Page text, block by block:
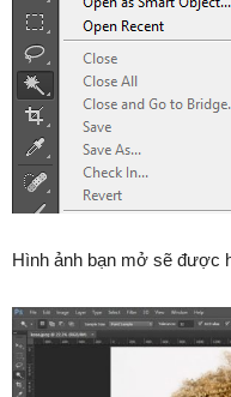
Hình ảnh bạn mở sẽ được